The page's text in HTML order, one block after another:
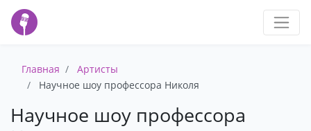
Главная
Артисты
Научное шоу профессора Николя
Научное шоу профессора